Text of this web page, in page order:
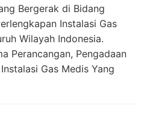
Bergerak di Bidang
Instalasi Gas
Wilayah Indonesia.
Perancangan, Pengadaan
Gas Medis Yang